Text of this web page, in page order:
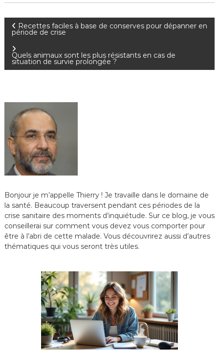
N
a
v
g
a
o
n
d
Recettes faciles à base de conserves pour dépanner en
période de crise
Quels animaux sont les plus résistants en cas de
situation de survie prolongée ?
Bonjour je m’appelle Thierry ! Je travaille dans le domaine de
la santé. Beaucoup traversent pendant ces périodes de la
crise sanitaire des moments d’inquiétude. Sur ce blog, je vous
conseillerai sur comment vous devez vous comporter pour
être à l’abri de cette malade. Vous découvrirez aussi d’autres
thématiques qui vous seront très utiles.